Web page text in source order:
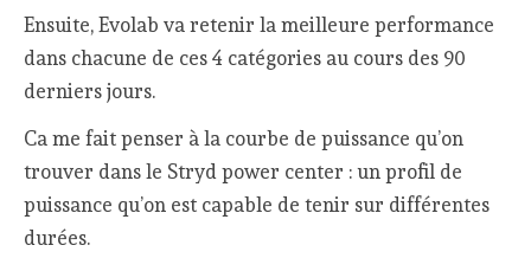
Ensuite, Evolab va retenir la meilleure performance
dans chacune de ces 4 catégories au cours des 90
derniers jours.
Ca me fait penser à la courbe de puissance qu’on
trouver dans le Stryd power center : un profil de
puissance qu’on est capable de tenir sur différentes
durées.